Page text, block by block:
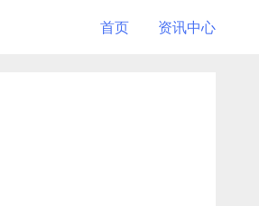
首页 资讯中心